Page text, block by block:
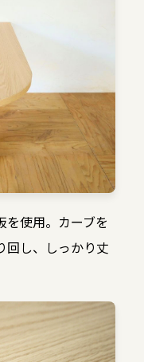
を使用。カーブを
回し、しっかり丈